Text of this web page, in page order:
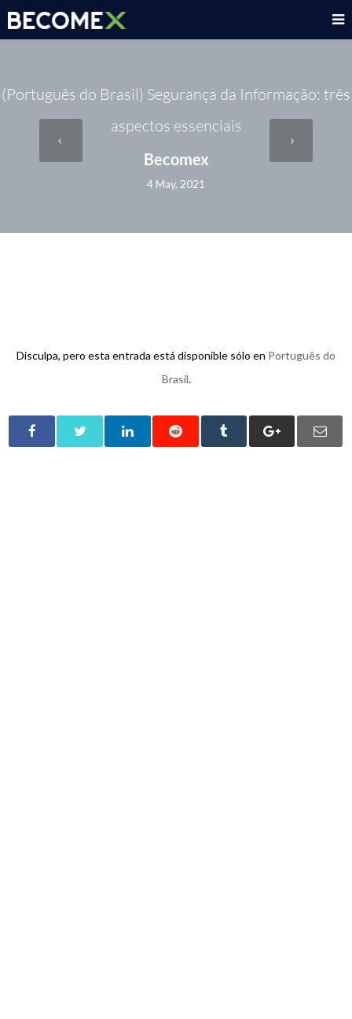
(Português do Brasil) Segurança da Informação: três
aspectos essenciais
Becomex
4 May, 2021
Disculpa, pero esta entrada está disponible sólo en Português do
Brasil.